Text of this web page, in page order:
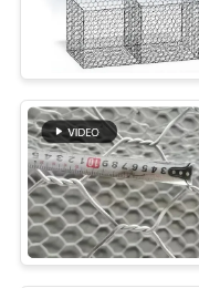
ア
ー
品
質